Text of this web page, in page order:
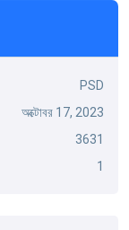
PSD
অক্টোবর 17, 2023
3631
1